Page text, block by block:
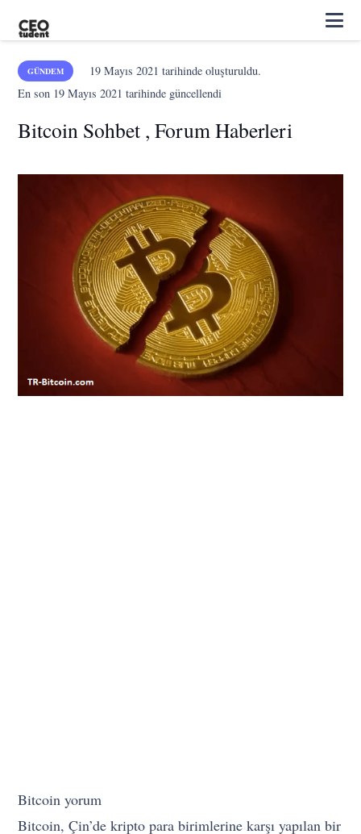
GÜNDEM 19 Mayıs 2021 tarihinde oluşturuldu.
En son 19 Mayıs 2021 tarihinde güncellendi
Bitcoin Sohbet , Forum Haberleri
Bitcoin yorum
Bitcoin, Çin’de kripto para birimlerine karşı yapılan bir